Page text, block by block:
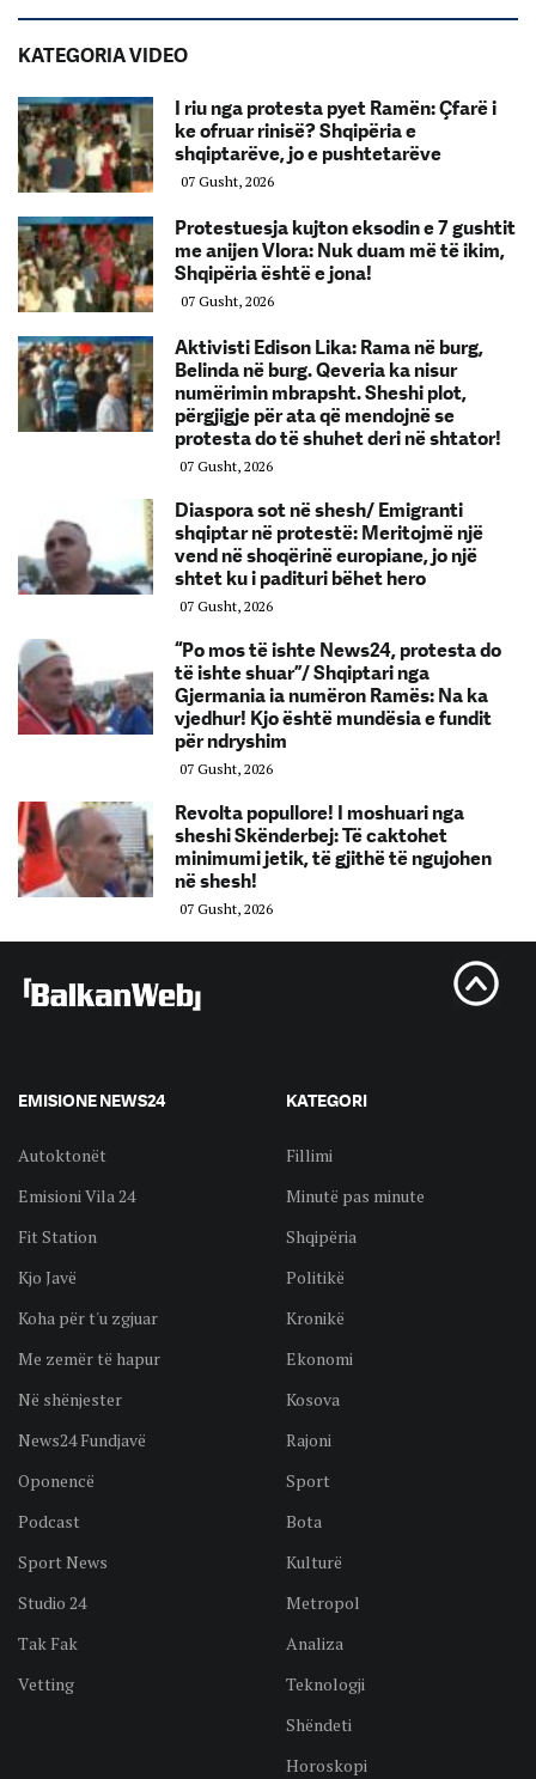
KATEGORIA VIDEO
I riu nga protesta pyet Ramën: Çfarë i
ke ofruar rinisë? Shqipëria e
shqiptarëve, jo e pushtetarëve
07 Gusht, 2026
Protestuesja kujton eksodin e 7 gushtit
me anijen Vlora: Nuk duam më të ikim,
Shqipëria është e jona!
07 Gusht, 2026
Aktivisti Edison Lika: Rama në burg,
Belinda në burg. Qeveria ka nisur
numërimin mbrapsht. Sheshi plot,
përgjigje për ata që mendojnë se
protesta do të shuhet deri në shtator!
07 Gusht, 2026
Diaspora sot në shesh/ Emigranti
shqiptar në protestë: Meritojmë një
vend në shoqërinë europiane, jo një
shtet ku i padituri bëhet hero
07 Gusht, 2026
“Po mos të ishte News24, protesta do
të ishte shuar”/ Shqiptari nga
Gjermania ia numëron Ramës: Na ka
vjedhur! Kjo është mundësia e fundit
për ndryshim
07 Gusht, 2026
Revolta popullore! I moshuari nga
sheshi Skënderbej: Të caktohet
minimumi jetik, të gjithë të ngujohen
në shesh!
07 Gusht, 2026
EMISIONE NEWS24
Autoktonët
Emisioni Vila 24
Fit Station
Kjo Javë
Koha për t'u zgjuar
Me zemër të hapur
Në shënjester
News24 Fundjavë
Oponencë
Podcast
Sport News
Studio 24
Tak Fak
Vetting
KATEGORI
Fillimi
Minutë pas minute
Shqipëria
Politikë
Kronikë
Ekonomi
Kosova
Rajoni
Sport
Bota
Kulturë
Metropol
Analiza
Teknologji
Shëndeti
Horoskopi